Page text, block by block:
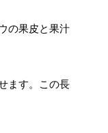
の果皮と果汁
ます。この長